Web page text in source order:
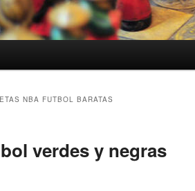
NBA FUTBOL BARATAS
verdes y negras